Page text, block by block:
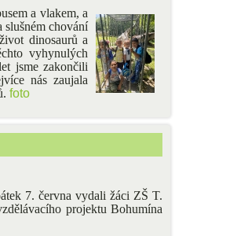
a vlakem, a
slušném chování
dinosaurů a
vyhynulých
jsme zakončili
nás zaujala
foto
7. června vydali žáci ZŠ T.
projektu Bohumína